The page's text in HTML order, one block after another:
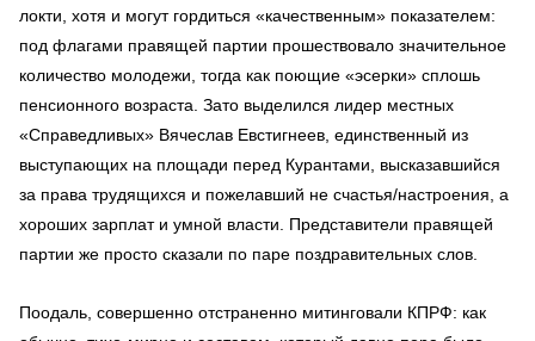
локти, хотя и могут гордиться «качественным» показателем:
под флагами правящей партии прошествовало значительное
количество молодежи, тогда как поющие «эсерки» сплошь
пенсионного возраста. Зато выделился лидер местных
«Справедливых» Вячеслав Евстигнеев, единственный из
выступающих на площади перед Курантами, высказавшийся
за права трудящихся и пожелавший не счастья/настроения, а
хороших зарплат и умной власти. Представители правящей
партии же просто сказали по паре поздравительных слов.
Поодаль, совершенно отстраненно митинговали КПРФ: как